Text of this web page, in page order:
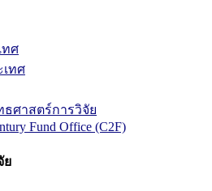
ทศ
เทศ
ศาสตร์การวิจัย
Fund Office (C2F)
ย